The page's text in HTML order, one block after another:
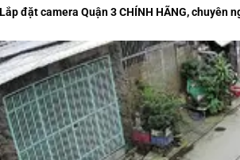
Lắp đặt camera Quận 3 CHÍNH HÃNG, chuyên